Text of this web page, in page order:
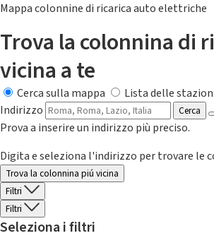
Mappa colonnine di ricarica auto elettriche
Trova la colonnina di
vicina a te
Cerca sulla mappa
Lista delle
Indirizzo
Cerca
Prova a inserire un indirizzo più preciso.
Digita e seleziona l'indirizzo per trovare le
Trova la colonnina piú vicina
Filtri
Filtri
Seleziona i filtri